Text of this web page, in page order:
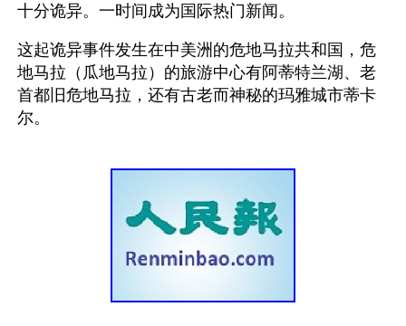
十分诡异。一时间成为国际热门新闻。
这起诡异事件发生在中美洲的危地马拉共和国，危
地马拉（瓜地马拉）的旅游中心有阿蒂特兰湖、老
首都旧危地马拉，还有古老而神秘的玛雅城市蒂卡
尔。